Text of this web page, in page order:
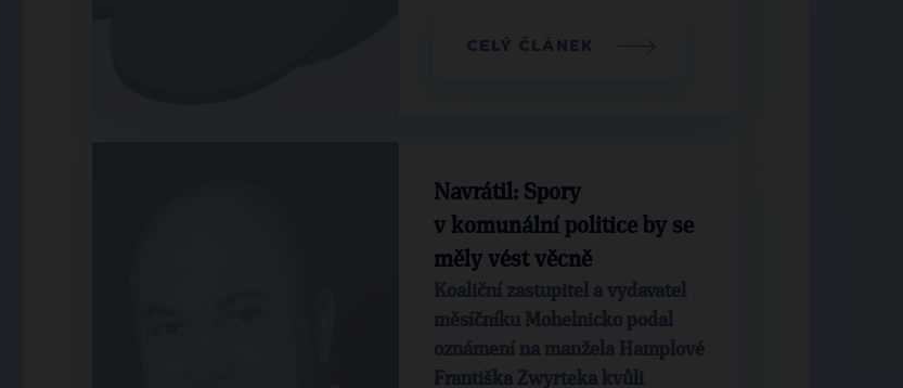
CELÝ ČLÁNEK
Navrátil: Spory
v komunální politice by se
měly vést věcně
Koaliční zastupitel a vydavatel
měsíčníku Mohelnicko podal
oznámení na manžela Hamplové
Františka Zwyrteka kvůli